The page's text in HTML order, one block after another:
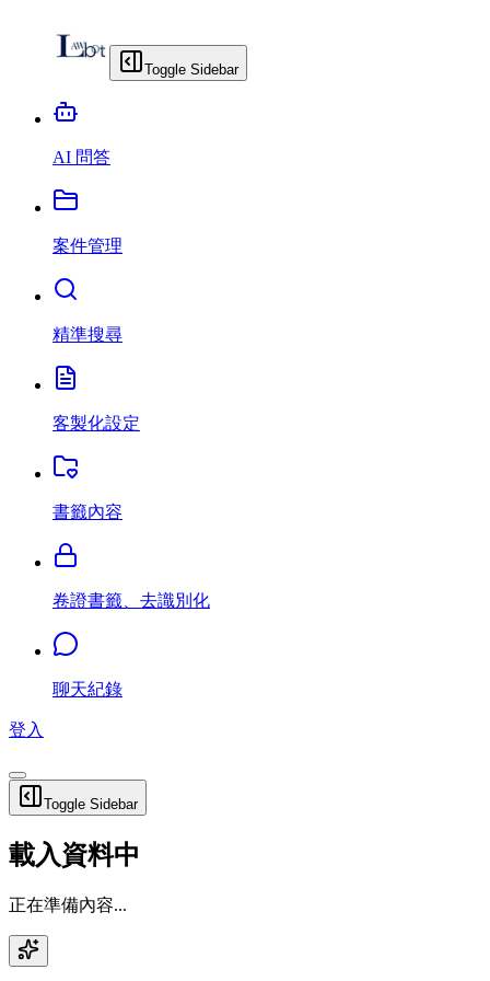
Toggle Sidebar
AI 問答
案件管理
精準搜尋
客製化設定
書籤內容
卷證書籤、去識別化
聊天紀錄
登入
Toggle Sidebar
載入資料中
正在準備內容...